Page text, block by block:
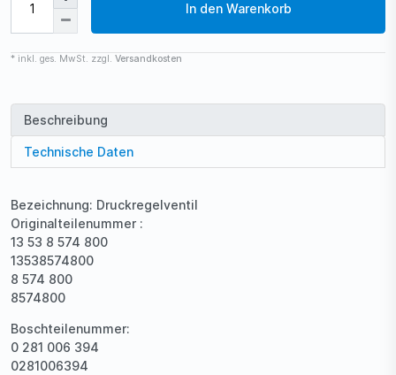
In den Warenkorb
* inkl. ges. MwSt. zzgl. Versandkosten
Beschreibung
Technische Daten
Bezeichnung: Druckregelventil
Originalteilenummer :
13 53 8 574 800
13538574800
8 574 800
8574800
Boschteilenummer:
0 281 006 394
0281006394